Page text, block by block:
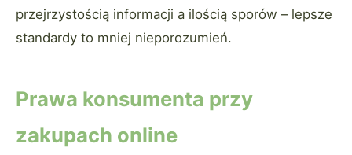
przejrzystością informacji a ilością sporów – lepsze
standardy to mniej nieporozumień.
Prawa konsumenta przy
zakupach online